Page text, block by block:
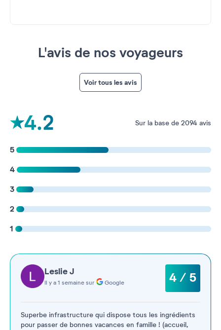
L'avis de nos voyageurs
4.2 Sur la base de 2094 avis
5
4
3
2
1
Leslie J
Il y a 1 semaine sur Google 4 / 5
Superbe infrastructure qui dispose tous les ingrédients
pour passer de bonnes vacances en famille ! (accueil,
Voir tous les avis